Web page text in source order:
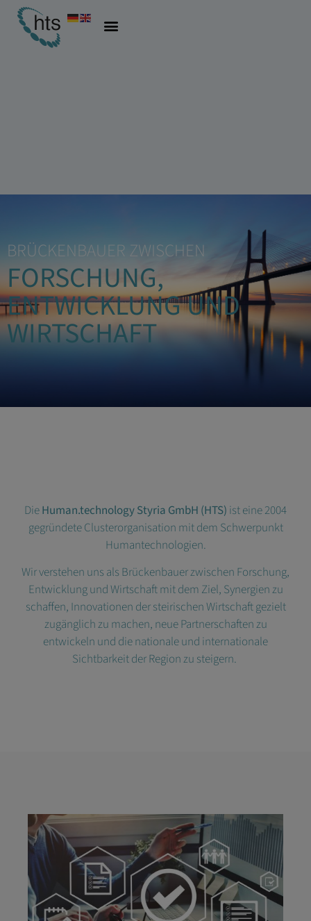
BRÜCKENBAUER ZWISCHEN
FORSCHUNG,
ENTWICKLUNG UND
WIRTSCHAFT
DieHuman.technology Styria GmbH (HTS) ist eine 2004
gegründete Clusterorganisation mit dem Schwerpunkt
Humantechnologien.
Wir verstehen uns als Brückenbauer zwischen Forschung,
Entwicklung und Wirtschaft mit dem Ziel, Synergien zu
schaffen, Innovationen der steirischen Wirtschaft gezielt
zugänglich zu machen, neue Partnerschaften zu
entwickeln und die nationale und internationale
Sichtbarkeit der Region zu steigern.